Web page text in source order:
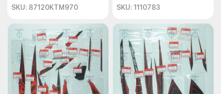
SKU: 87120KTM970
SKU: 1110783